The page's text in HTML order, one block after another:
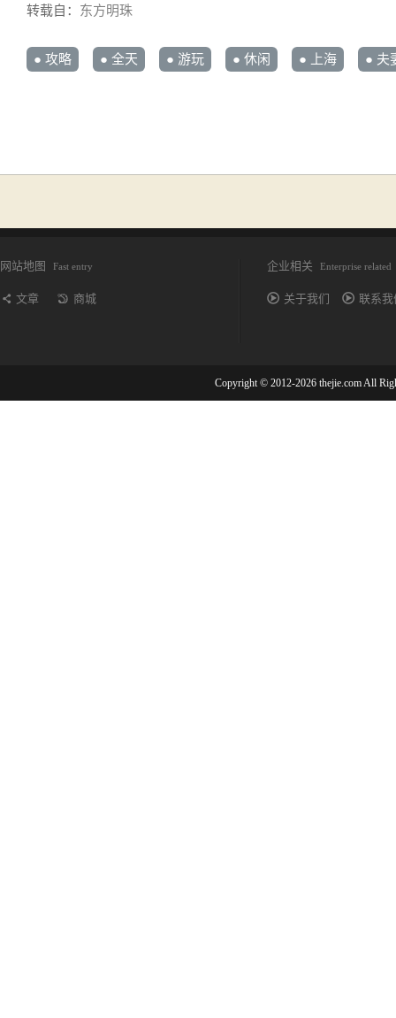
转载自： 东方明珠
● 攻略 ● 全天 ● 游玩 ● 休闲 ● 上海 ● 夫
网站地图 Fast entry
文章 商城
企业相关 Enterprise related
关于我们 联系我
Copyright © 2012-2026 thejie.com All